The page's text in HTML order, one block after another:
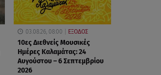
03.08.26, 08:00 ΕΞΟΔΟΣ
10ες Διεθνείς Μουσικές
Ημέρες Καλαμάτας: 24
Αυγούστου – 6 Σεπτεμβρίου
2026